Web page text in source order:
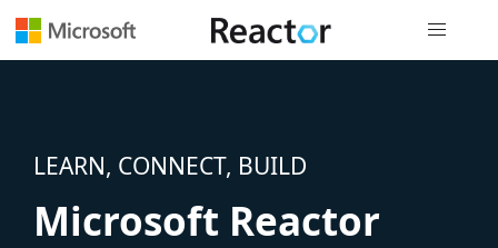
LEARN, CONNECT, BUILD
Microsoft Reactor